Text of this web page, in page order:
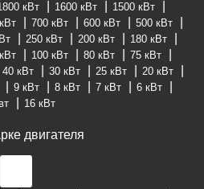
кВт 1600 кВт
1500 кВт
700 кВт 600 кВт
500 кВт
250 кВт 200 кВт
180 кВт
100 кВт 80 кВт
75 кВт
40 кВт 30 кВт 25 кВт
20 кВт
9 кВт 8 кВт 7 кВт
6 кВт
16 кВт
двигателя